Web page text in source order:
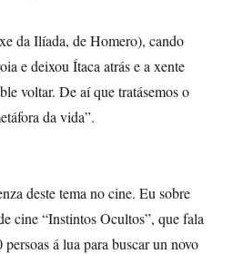
da Ilíada, de Homero), cando
e deixou Ítaca atrás e a xente
voltar. De aí que tratásemos o
da vida”.
deste tema no cine. Eu sobre
cine “Instintos Ocultos”, que fala
á lua para buscar un novo